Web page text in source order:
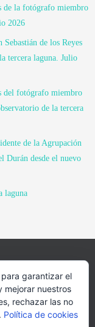
de la fotógrafo miembro
2026
de los Reyes
tercera laguna. Julio
del fotógrafo miembro
de la tercera
de la Agrupación
Durán desde el nuevo
laguna
BLOG
garantizar el
mejorar nuestros
rechazar las no
Política de cookies